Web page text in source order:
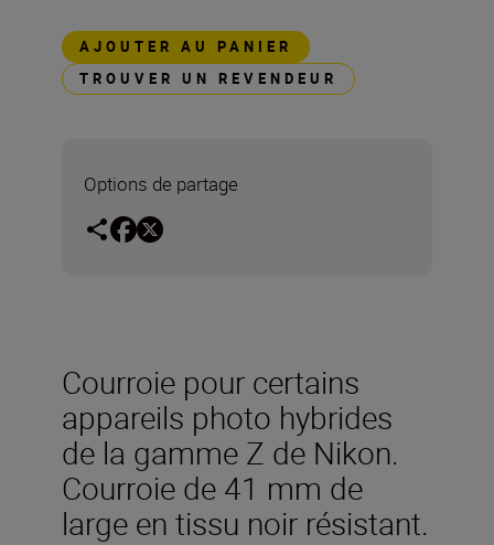
AJOUTER AU PANIER
TROUVER UN REVENDEUR
Options de partage
Courroie pour certains
appareils photo hybrides
de la gamme Z de Nikon.
Courroie de 41 mm de
large en tissu noir résistant.